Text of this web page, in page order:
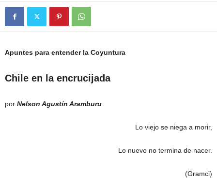
Apuntes para entender la Coyuntura
Chile en la encrucijada
por Nelson Agustín Aramburu
Lo viejo se niega a morir,
Lo nuevo no termina de nacer.
(Gramci)